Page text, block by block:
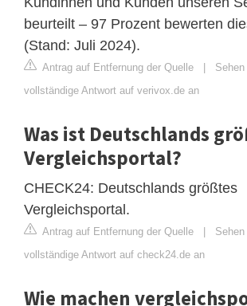
beurteilt – 97 Prozent bewerten
(Stand: Juli 2024).
Antrag auf Entfernung der Quelle |
vollständige Antwort auf verivox.de an
Was ist Deutschlands
Vergleichsportal?
CHECK24: Deutschlands größtes
Vergleichsportal.
Antrag auf Entfernung der Quelle |
vollständige Antwort auf check24.de an
Wie machen